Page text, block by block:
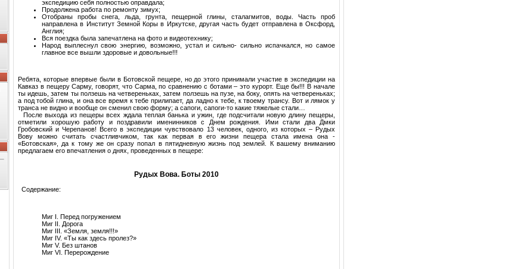
экспедицию себя полностью оправдала;
Продолжена работа по ремонту зимух;
Отобраны пробы снега, льда, грунта, пещерной глины, сталагмитов, воды. Часть проб
направлена в Институт Земной Коры в Иркутске, другая часть будет отправлена в Оксфорд,
Англия;
Вся поездка была запечатлена на фото и видеотехнику;
Народ выплеснул свою энергию, возможно, устал и сильно- сильно испачкался, но самое
главное все вышли здоровые и довольные!!!
Ребята, которые впервые были в Ботовской пещере, но до этого принимали участие в экспедиции на
Кавказ в пещеру Сарму, говорят, что Сарма, по сравнению с ботами – это курорт. Еще бы!!! В начале
ты идешь, затем ты ползешь на четвереньках, затем ползешь на пузе, на боку, опять на четвереньках;
а под тобой глина, и она все время к тебе прилипает, да ладно к тебе, к твоему трансу. Вот и лямок у
транса не видно и вообще он сменил свою форму; а сапоги, сапоги-то какие тяжелые стали…
После выхода из пещеры всех ждала теплая банька и ужин, где подсчитали новую длину пещеры,
отметили хорошую работу и поздравили именинников с Днем рождения. Ими стали два Дмки
Гробовский и Черепанов! Всего в экспедиции чувствовало 13 человек, одного, из которых – Рудых
Вову можно считать счастливчиком, так как первая в его жизни пещера стала имена она -
«Ботовская», да к тому же он сразу попал в пятидневную жизнь под землей. К вашему вниманию
предлагаем его впечатления о днях, проведенных в пещере:
Рудых Вова. Боты 2010
Содержание:
Миг I. Перед погружением
Миг II. Дорога
Миг III. «Земля, земля!!!»
Миг IV. «Ты как здесь пролез?»
Миг V. Без штанов
Миг VI. Перерождение